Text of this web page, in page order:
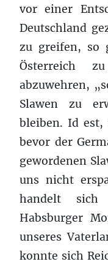
vor einer
Deutschland
zu greifen, so
Österreich
abzuwehren,
Slawen zu
bleiben. Id est,
bevor der
gewordenen
uns nicht
handelt
Habsburger
unseres
konnte sich